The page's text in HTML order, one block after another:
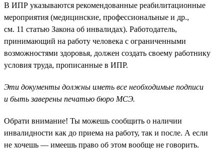
В ИПР указываются рекомендованные реабилитационные
мероприятия (медицинские, профессиональные и др.,
см. 11 статью Закона об инвалидах). Работодатель,
принимающий на работу человека с ограниченными
возможностями здоровья, должен создать своему работнику
условия труда, прописанные в ИПР.
Эти документы должны иметь все необходимые подписи
и быть заверены печатью бюро МСЭ.
Обрати внимание! Ты можешь сообщить о наличии
инвалидности как до приема на работу, так и после. А если
не хочешь — имеешь право об этом вообще не говорить.